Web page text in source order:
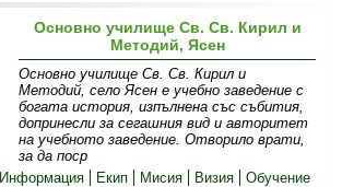
Основно училище Св. Св. Кирил и
Методий, Ясен
Основно училище Св. Св. Кирил и
Методий, село Ясен е учебно заведение с
богата история, изпълнена със събития,
допринесли за сегашния вид и авторитет
на учебното заведение. Отворило врати,
за да поср
Информация
Екип Мисия Визия Обучение